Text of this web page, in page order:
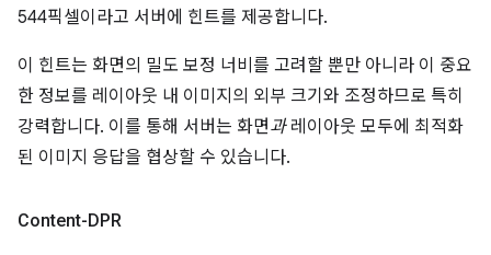
544픽셀이라고 서버에 힌트를 제공합니다.
이 힌트는 화면의 밀도 보정 너비를 고려할 뿐만 아니라 이 중요
한 정보를 레이아웃 내 이미지의 외부 크기와 조정하므로 특히
강력합니다. 이를 통해 서버는 화면과레이아웃 모두에 최적화
된 이미지 응답을 협상할 수 있습니다.
Content-DPR